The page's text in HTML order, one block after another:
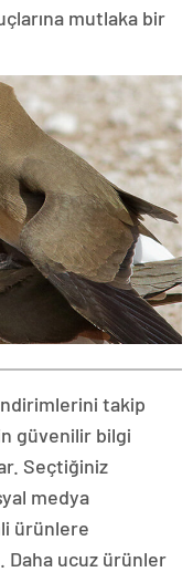
mutlaka bir
takip
güvenilir bilgi
Seçtiğiniz
medya
ürünlere
ucuz ürünler